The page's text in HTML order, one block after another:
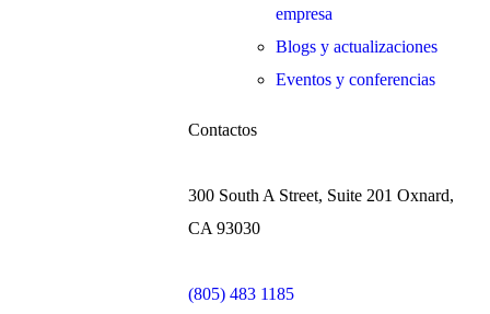
empresa
Blogs y actualizaciones
Eventos y conferencias
Contactos
300 South A Street, Suite 201 Oxnard,
CA 93030
(805) 483 1185